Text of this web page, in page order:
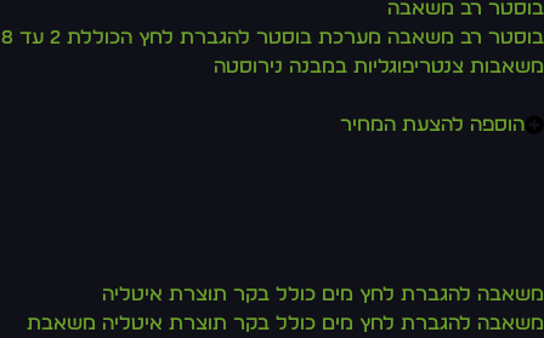
רב משאבה
בוסטר רב משאבה מערכת בוסטר להגברת לחץ הכוללת 2 עד 8
צנטריפוגליות במבנה נירוסטה
הוספה להצעת המחיר
להגברת לחץ מים כולל בקר תוצרת איטליה
להגברת לחץ מים כולל בקר תוצרת איטליה משאבת